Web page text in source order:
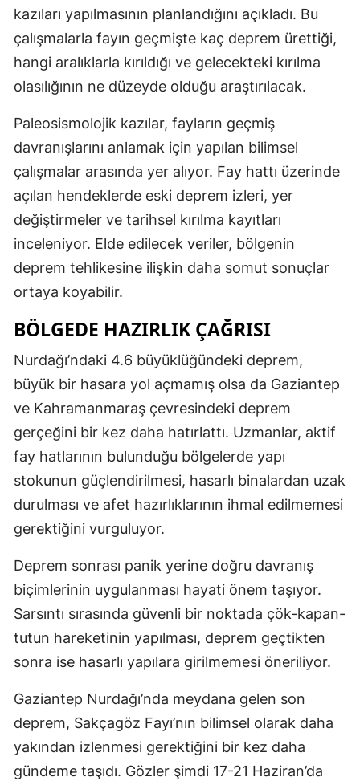
kazıları yapılmasının planlandığını açıkladı. Bu
çalışmalarla fayın geçmişte kaç deprem ürettiği,
hangi aralıklarla kırıldığı ve gelecekteki kırılma
olasılığının ne düzeyde olduğu araştırılacak.
Paleosismolojik kazılar, fayların geçmiş
davranışlarını anlamak için yapılan bilimsel
çalışmalar arasında yer alıyor. Fay hattı üzerinde
açılan hendeklerde eski deprem izleri, yer
değiştirmeler ve tarihsel kırılma kayıtları
inceleniyor. Elde edilecek veriler, bölgenin
deprem tehlikesine ilişkin daha somut sonuçlar
ortaya koyabilir.
BÖLGEDE HAZIRLIK ÇAĞRISI
Nurdağı’ndaki 4.6 büyüklüğündeki deprem,
büyük bir hasara yol açmamış olsa da Gaziantep
ve Kahramanmaraş çevresindeki deprem
gerçeğini bir kez daha hatırlattı. Uzmanlar, aktif
fay hatlarının bulunduğu bölgelerde yapı
stokunun güçlendirilmesi, hasarlı binalardan uzak
durulması ve afet hazırlıklarının ihmal edilmemesi
gerektiğini vurguluyor.
Deprem sonrası panik yerine doğru davranış
biçimlerinin uygulanması hayati önem taşıyor.
Sarsıntı sırasında güvenli bir noktada çök-kapan-
tutun hareketinin yapılması, deprem geçtikten
sonra ise hasarlı yapılara girilmemesi öneriliyor.
Gaziantep Nurdağı’nda meydana gelen son
deprem, Sakçagöz Fayı’nın bilimsel olarak daha
yakından izlenmesi gerektiğini bir kez daha
gündeme taşıdı. Gözler şimdi 17-21 Haziran’da